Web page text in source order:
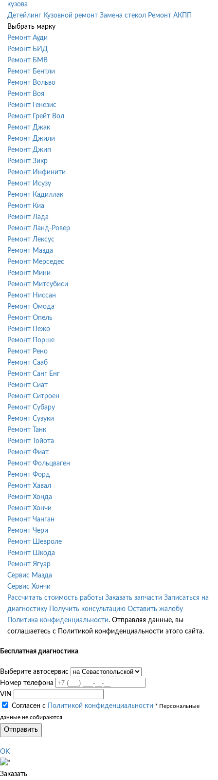
кузова
Детейлинг Кузовной ремонт Замена стекол Ремонт АКПП
Выбрать марку
Ремонт Ауди
Ремонт БИД
Ремонт БМВ
Ремонт Бентли
Ремонт Вольво
Ремонт Воя
Ремонт Генезис
Ремонт Грейт Вол
Ремонт Джак
Ремонт Джили
Ремонт Джип
Ремонт Зикр
Ремонт Инфинити
Ремонт Исузу
Ремонт Кадиллак
Ремонт Киа
Ремонт Лада
Ремонт Ланд-Ровер
Ремонт Лексус
Ремонт Мазда
Ремонт Мерседес
Ремонт Мини
Ремонт Митсубиси
Ремонт Ниссан
Ремонт Омода
Ремонт Опель
Ремонт Пежо
Ремонт Порше
Ремонт Рено
Ремонт Сааб
Ремонт Санг Енг
Ремонт Сиат
Ремонт Ситроен
Ремонт Субару
Ремонт Сузуки
Ремонт Танк
Ремонт Тойота
Ремонт Фиат
Ремонт Фольцваген
Ремонт Форд
Ремонт Хавал
Ремонт Хонда
Ремонт Хончи
Ремонт Чанган
Ремонт Чери
Ремонт Шевроле
Ремонт Шкода
Ремонт Ягуар
Сервис Мазда
Сервис Хончи
Рассчитать стоимость работы Заказать запчасти Записаться на
диагностику
Получить консультацию Оставить жалобу
Политика конфиденциальности. Отправляя данные, вы
соглашаетесь с Политикой конфиденциальности этого сайта.
Бесплатная диагностика
Выберите автосервис
Номер телефона
VIN
Согласен с
Политикой конфиденциальности * Персональные
данные не собираются
Отправить
OK
Заказать